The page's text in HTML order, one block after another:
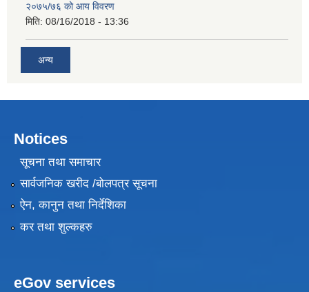
२०७५/७६ को आय विवरण
मिति: 08/16/2018 - 13:36
अन्य
Notices
सूचना तथा समाचार
सार्वजनिक खरीद /बोलपत्र सूचना
ऐन, कानुन तथा निर्देशिका
कर तथा शुल्कहरु
eGov services